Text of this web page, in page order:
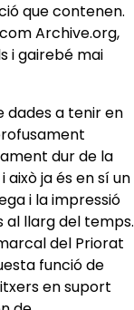
que contenen.
Archive.org,
i gairebé mai
dades a tenir en
dur de la
això ja és en sí un
i la impressió
llarg del temps.
del Priorat
funció de
en suport